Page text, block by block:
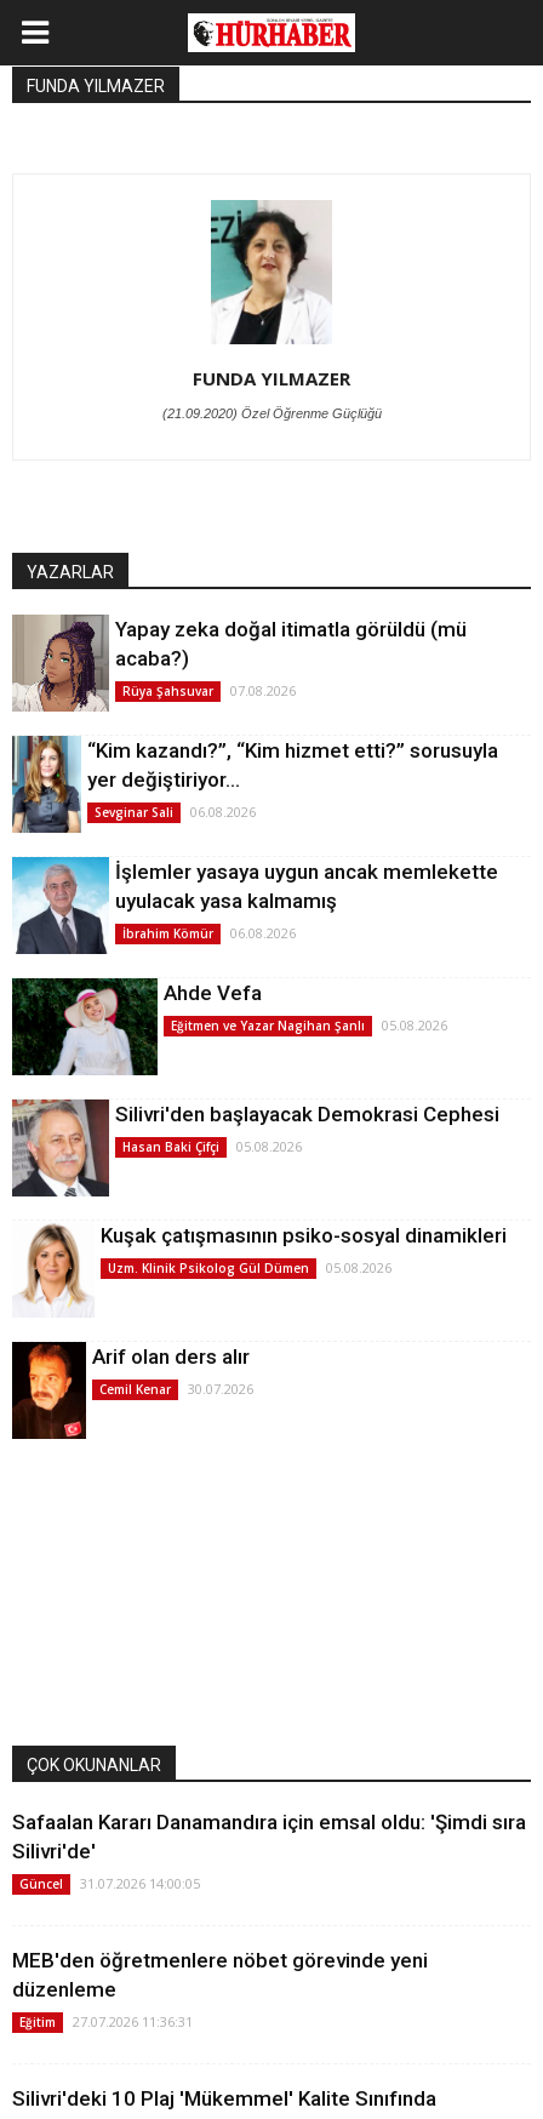
FUNDA YILMAZER
FUNDA YILMAZER
(21.09.2020) Özel Öğrenme Güçlüğü
YAZARLAR
Yapay zeka doğal itimatla görüldü (mü
acaba?)
Rüya Şahsuvar 07.08.2026
“Kim kazandı?”, “Kim hizmet etti?” sorusuyla
yer değiştiriyor…
Sevginar Sali 06.08.2026
İşlemler yasaya uygun ancak memlekette
uyulacak yasa kalmamış
İbrahim Kömür 06.08.2026
Ahde Vefa
Eğitmen ve Yazar Nagihan Şanlı 05.08.2026
Silivri'den başlayacak Demokrasi Cephesi
Hasan Baki Çifçi 05.08.2026
Kuşak çatışmasının psiko-sosyal dinamikleri
Uzm. Klinik Psikolog Gül Dümen 05.08.2026
Arif olan ders alır
Cemil Kenar 30.07.2026
ÇOK OKUNANLAR
Safaalan Kararı Danamandıra için emsal oldu: 'Şimdi sıra
Silivri'de'
Güncel 31.07.2026 14:00:05
MEB'den öğretmenlere nöbet görevinde yeni
düzenleme
Eğitim 27.07.2026 11:36:31
Silivri'deki 10 Plaj 'Mükemmel' Kalite Sınıfında